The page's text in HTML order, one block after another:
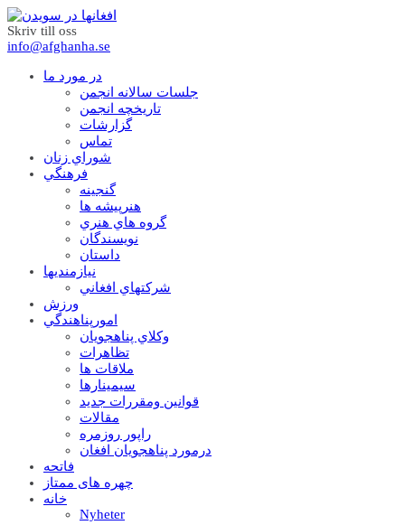
Skriv till oss
info@afghanha.se
در مورد ما
جلسات سالانه انجمن
تاریخچه انجمن
گزارشات
تماس
شوراي زنان
فرهنگي
گنجينه
هنرپيشه ها
گروه هاي هنري
نويسندگان
داستان
نيازمنديها
شرکتهاي افغاني
ورزش
امورپناهندگي
وکلاي پناهجويان
تظاهرات
ملاقات ها
سيمينارها
قوانين ومقررات جديد
مقالات
راپور روزمره
درمورد پناهجويان افغان
فاتحه
چهره های ممتاز
خانه
Nyheter